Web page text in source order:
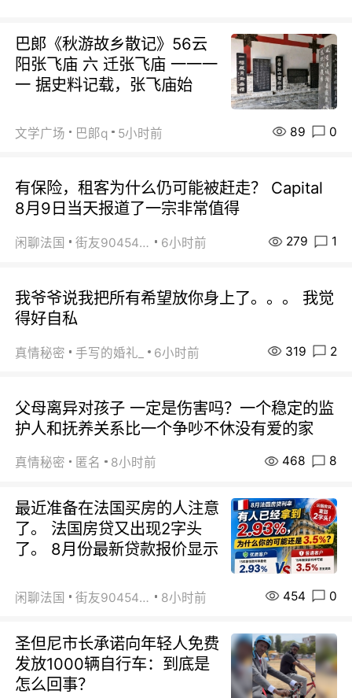
巴郞《秋游故乡散记》56云
阳张飞庙 六 迁张飞庙 一一一
一 据史料记载，张飞庙始
文学广场 巴郞q 5小时前 89 0
有保险，租客为什么仍可能被赶走？ Capital
8月9日当天报道了一宗非常值得
闲聊法国 街友90454511 6小时前 279 1
我爷爷说我把所有希望放你身上了。。。 我觉
得好自私
真情秘密 手写的婚礼_ 6小时前 319 2
父母离异对孩子 一定是伤害吗？一个稳定的监
护人和抚养关系比一个争吵不休没有爱的家
真情秘密 匿名 8小时前 468 8
最近准备在法国买房的人注意
了。 法国房贷又出现2字头
了。 8月份最新贷款报价显示
闲聊法国 街友90454511 8小时前 454 0
圣但尼市长承诺向年轻人免费
发放1000辆自行车：到底是
怎么回事？